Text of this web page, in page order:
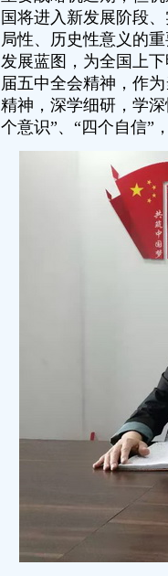
国将进入新发展阶段
局性、历史性意义的
发展蓝图，为全国上
届五中全会精神，作
精神，深学细研，学
个意识”、“四个自信”